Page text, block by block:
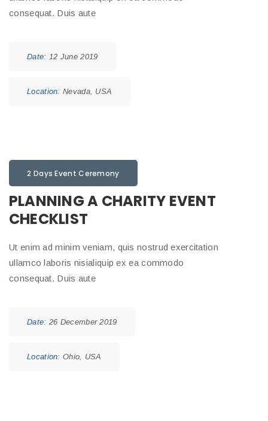
consequat. Duis aute
Date: 12 June 2019
Location: Nevada, USA
2 Days Event Ceremony
PLANNING A CHARITY EVENT
CHECKLIST
Ut enim ad minim veniam, quis nostrud exercitation
ullamco laboris nisialiquip ex ea commodo
consequat. Duis aute
Date: 26 December 2019
Location: Ohio, USA